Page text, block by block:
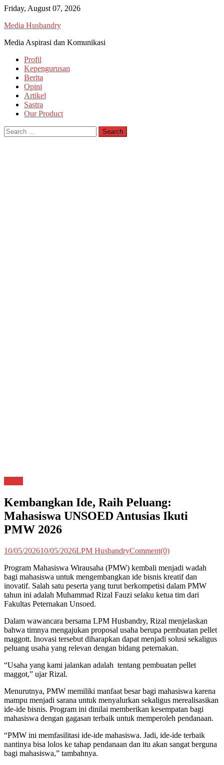
Skip
content
Friday, August 07, 2026
Media Husbandry
Media Aspirasi dan Komunikasi
Profil
Kepengurusan
Berita
Opini
Artikel
Sastra
Our Product
Search
for:
Kembangkan Ide, Raih Peluang:
Mahasiswa UNSOED Antusias Ikuti
PMW 2026
10/05/202610/05/2026LPM HusbandryComment(0)
Program Mahasiswa Wirausaha (PMW) kembali menjadi wadah
bagi mahasiswa untuk mengembangkan ide bisnis kreatif dan
inovatif. Salah satu peserta yang turut berkompetisi dalam PMW
tahun ini adalah Muhammad Rizal Fauzi selaku ketua tim dari
Fakultas Peternakan Unsoed.
Dalam wawancara bersama LPM Husbandry, Rizal menjelaskan
bahwa timnya mengajukan proposal usaha berupa pembuatan pellet
maggott. Inovasi tersebut diharapkan dapat menjadi solusi sekaligus
peluang usaha yang relevan dengan bidang peternakan.
“Usaha yang kami jalankan adalah tentang pembuatan pellet
maggot,” ujar Rizal.
Menurutnya, PMW memiliki manfaat besar bagi mahasiswa karena
mampu menjadi sarana untuk menyalurkan sekaligus merealisasikan
ide-ide bisnis. Program ini dinilai memberikan kesempatan bagi
mahasiswa dengan gagasan terbaik untuk memperoleh pendanaan.
“PMW ini memfasilitasi ide-ide mahasiswa. Jadi, ide-ide terbaik
nantinya bisa lolos ke tahap pendanaan dan itu akan sangat berguna
bagi mahasiswa,” tambahnya.